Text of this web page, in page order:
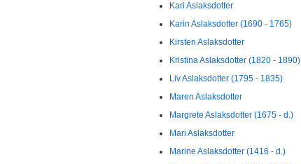
Kari Aslaksdotter
Karin Aslaksdotter (1690 - 1765)
Kirsten Aslaksdotter
Kristina Aslaksdotter (1820 - 1890)
Liv Aslaksdotter (1795 - 1835)
Maren Aslaksdotter
Margrete Aslaksdotter (1675 - d.)
Mari Aslaksdotter
Marine Aslaksdotter (1416 - d.)